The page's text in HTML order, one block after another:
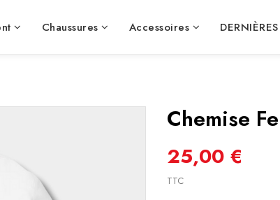
Chaussures Accessoires
Chemise
25,00 €
TTC